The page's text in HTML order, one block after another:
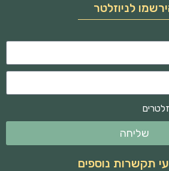
לניוזלטר
שליחה
תקשרות נוספים